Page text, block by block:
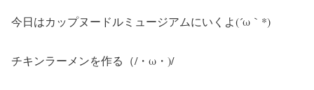
今日はカップヌードルミュージアムにいくよ(´ω｀*)
チキンラーメンを作る（/・ω・)/